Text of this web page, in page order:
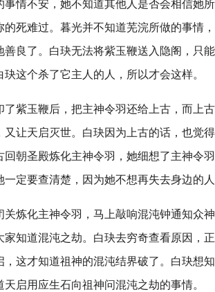
事情不安，她不知道其他人是否会相信她
的死难过。暮光并不知道芜浣所做的事情
善良了。白玦无法将紫玉鞭送入隐阁，只
这个杀了它主人的人，所以才会这样。
了紫玉鞭后，把主神令羽还给上古，而上
又让天启灭世。白玦因为上古的话，也觉
回朝圣殿炼化主神令羽，她细想了主神令
一定要查清楚，因为她不想再失去身边的
关炼化主神令羽，马上敲响混沌钟通知众
家知道混沌之劫。白玦去穷奇查看原因，
，这才知道祖神的混沌结界破了。白玦想
启用应生石向祖神问混沌之劫的事情。